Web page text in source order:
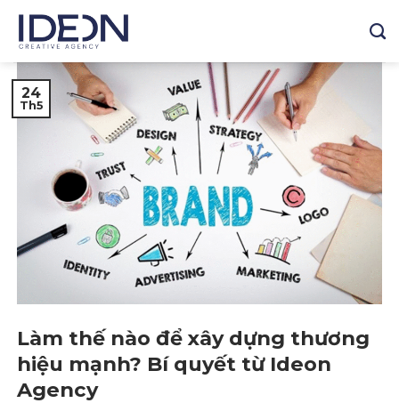
Skip
content
24
Th5
Làm thế nào để xây dựng thương
hiệu mạnh? Bí quyết từ Ideon
Agency